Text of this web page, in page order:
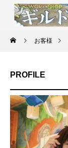
お客様
PROFILE